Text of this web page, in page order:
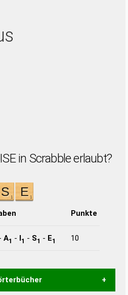
in Scrabble erlaubt?
Punkte
A1 - I1 - S1 - E1 10